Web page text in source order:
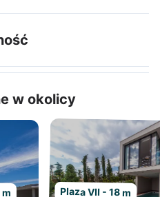
w okolicy
Plaza VII - 18 m